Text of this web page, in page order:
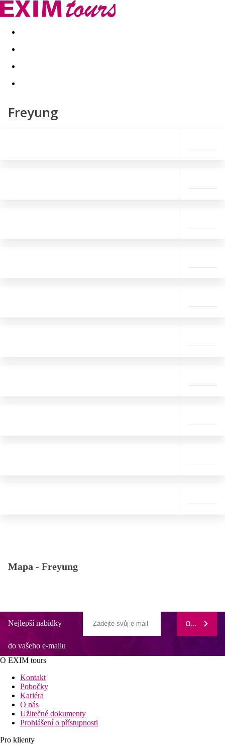
Akční nabídky Last minute
Freyung
Mapa - Freyung
Nejlepší nabídky
do vašeho e-mailu
ODEBÍRAT
O EXIM tours
Kontakt
Pobočky
Kariéra
O nás
Užitečné dokumenty
Prohlášení o přístupnosti
Pro klienty